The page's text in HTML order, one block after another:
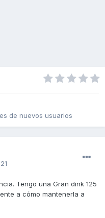
de nuevos usuarios
Tengo una Gran dink 125
a cómo mantenerla a